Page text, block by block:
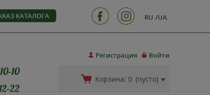
КАТАЛОГА RU UA
Регистрация Войти
Корзина: 0 (пусто)
10
22